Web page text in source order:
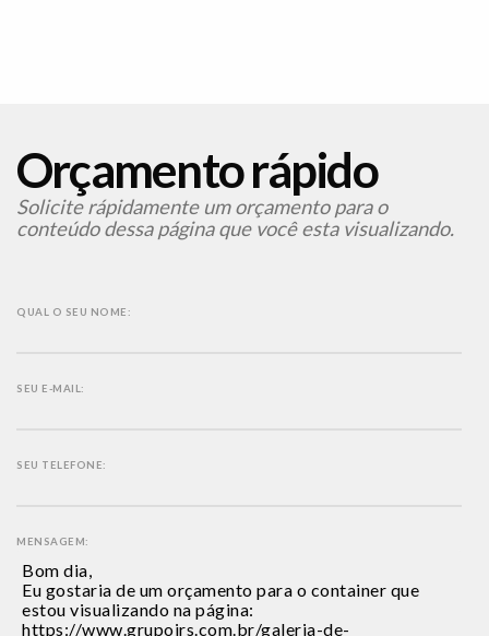
Orçamento rápido
Solicite rápidamente um orçamento para o
conteúdo dessa página que você esta visualizando.
QUAL O SEU NOME:
SEU E-MAIL:
SEU TELEFONE:
MENSAGEM: